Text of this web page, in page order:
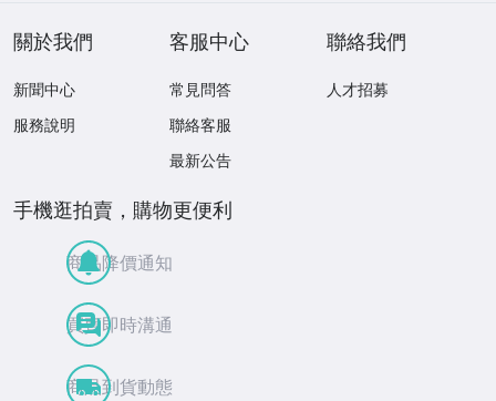
關於我們
新聞中心
服務說明
客服中心
常見問答
聯絡客服
最新公告
聯絡我們
人才招募
手機逛拍賣，購物更便利
商品降價通知
買賣即時溝通
商品到貨動態